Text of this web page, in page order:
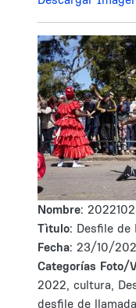
Nombre:
Tìtulo: Desfile de
Fecha: 23/10/
Categorías Foto/
2022, cultura,
desfile de